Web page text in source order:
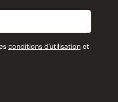
conditions d'utilisationet